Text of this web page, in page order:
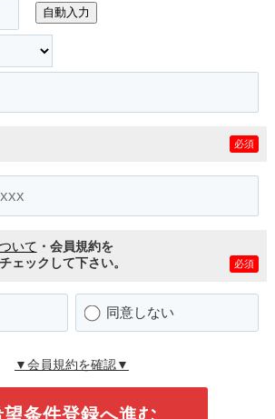
自動入力
必須
いて ・会員規約を
ェックして下さい。
必須
同意しない
▼会員規約を確認▼